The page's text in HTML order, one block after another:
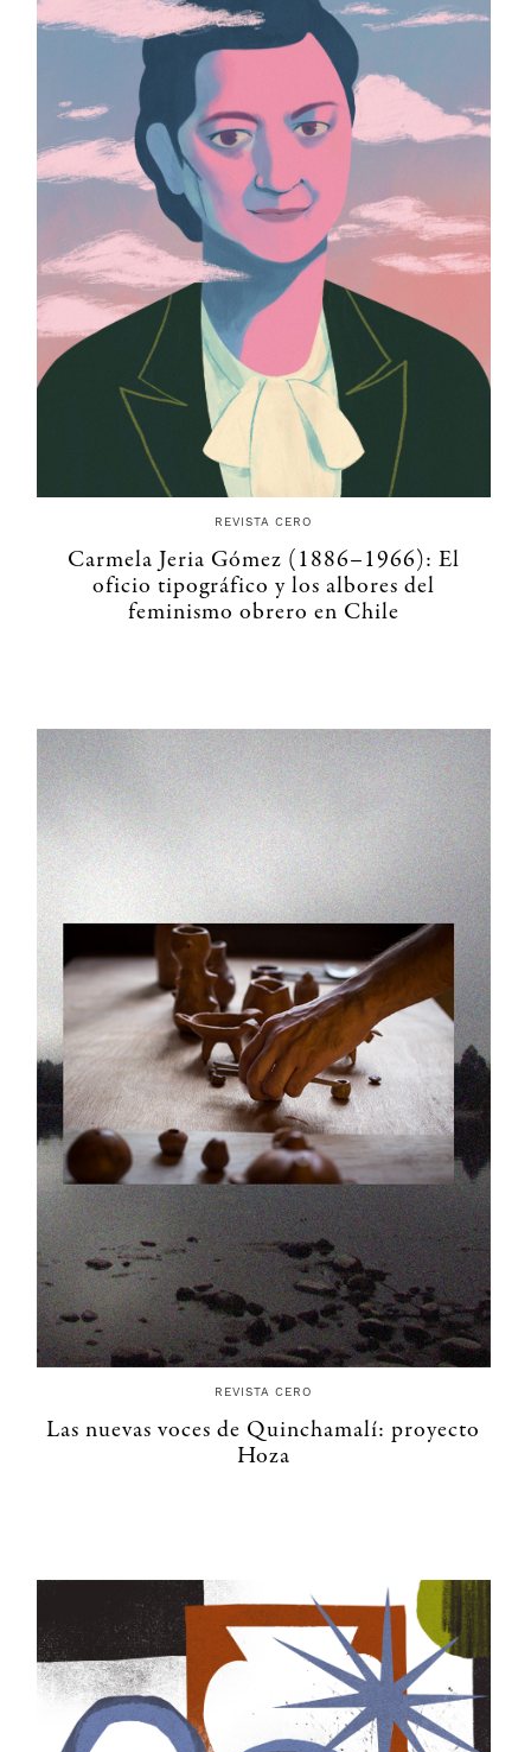
REVISTA CERO
Carmela Jeria Gómez (1886–1966): El
oficio tipográfico y los albores del
feminismo obrero en Chile
REVISTA CERO
Las nuevas voces de Quinchamalí: proyecto
Hoza